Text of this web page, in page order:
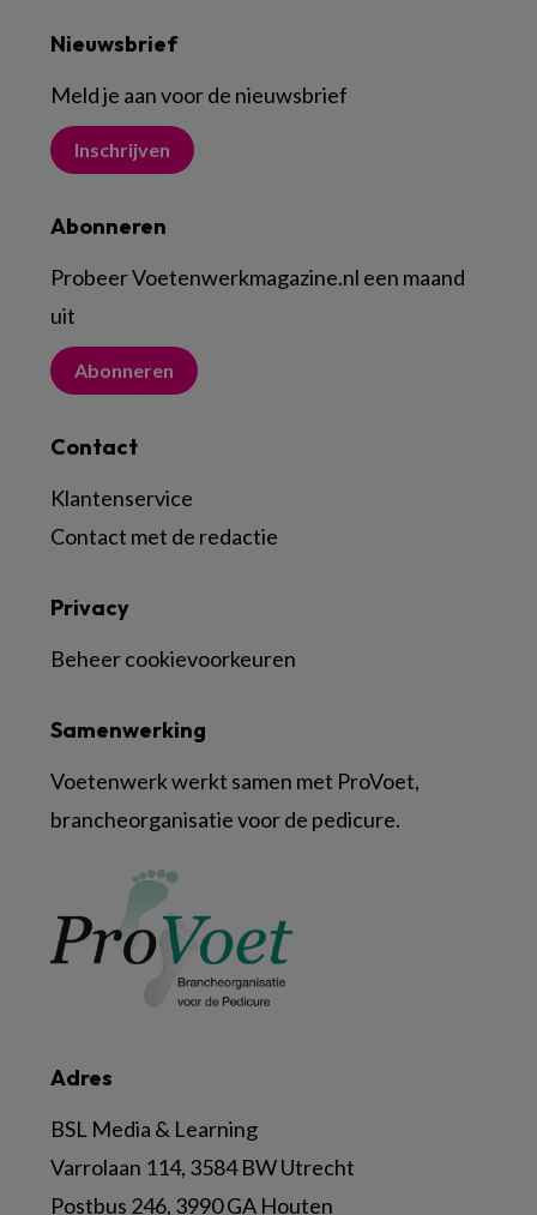
Nieuwsbrief
Meld je aan voor de nieuwsbrief
Inschrijven
Abonneren
Probeer Voetenwerkmagazine.nl een maand
uit
Abonneren
Contact
Klantenservice
Contact met de redactie
Adres
BSL Media & Learning
Varrolaan 114, 3584 BW Utrecht
Postbus 246, 3990 GA Houten
Samenwerking
Voetenwerk werkt samen met ProVoet,
brancheorganisatie voor de pedicure.
Privacy
Beheer cookievoorkeuren